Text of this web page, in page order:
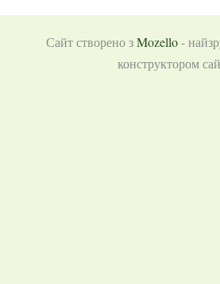
Сайт створено зMozello-
конструктором